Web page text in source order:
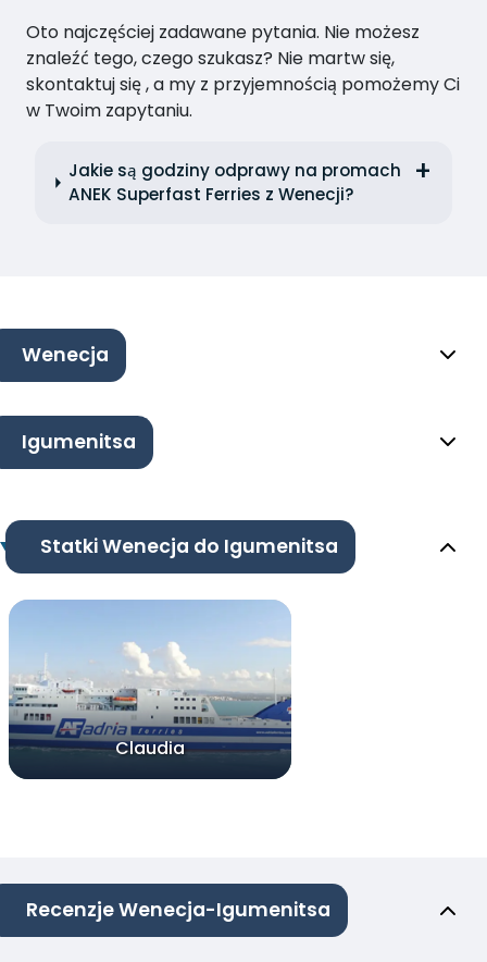
Oto najczęściej zadawane pytania. Nie możesz
znaleźć tego, czego szukasz? Nie martw się,
skontaktuj się , a my z przyjemnością pomożemy Ci
w Twoim zapytaniu.
Jakie są godziny odprawy na promach
ANEK Superfast Ferries z Wenecji?
Wenecja
Igumenitsa
Statki Wenecja do Igumenitsa
Claudia
Recenzje Wenecja-Igumenitsa